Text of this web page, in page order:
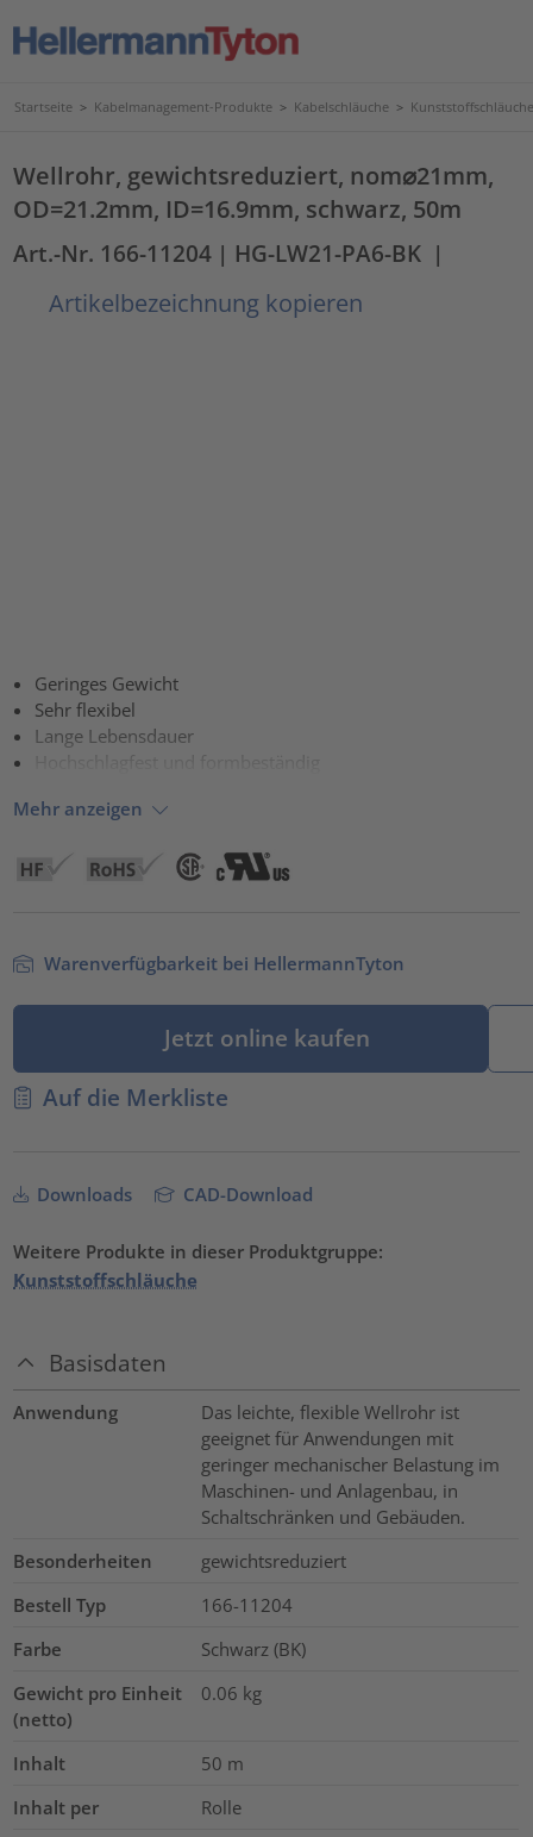
Startseite > Kabelmanagement-Produkte > Kabelschläuche >
Wellrohr, gewichtsreduziert, nom⌀21mm,
OD=21.2mm, ID=16.9mm, schwarz, 50m
Art.-Nr. 166-11204 | HG-LW21-PA6-BK |
Artikelbezeichnung kopieren
Geringes Gewicht
Sehr flexibel
Lange Lebensdauer
Hochschlagfest und formbeständig
Mehr anzeigen
Warenverfügbarkeit bei HellermannTyton
Jetzt online kaufen
Auf die Merkliste
Downloads CAD-Download
Weitere Produkte in dieser Produktgruppe:
Kunststoffschläuche
Basisdaten
Anwendung
Das leichte, flexible Wellrohr ist
geeignet für Anwendungen mit
geringer mechanischer Belastung im
Maschinen- und Anlagenbau, in
Schaltschränken und Gebäuden.
Besonderheiten
gewichtsreduziert
Bestell Typ
166-11204
Farbe
Schwarz (BK)
Gewicht pro Einheit
(netto)
0.06 kg
Inhalt 50 m
Inhalt per
Rolle